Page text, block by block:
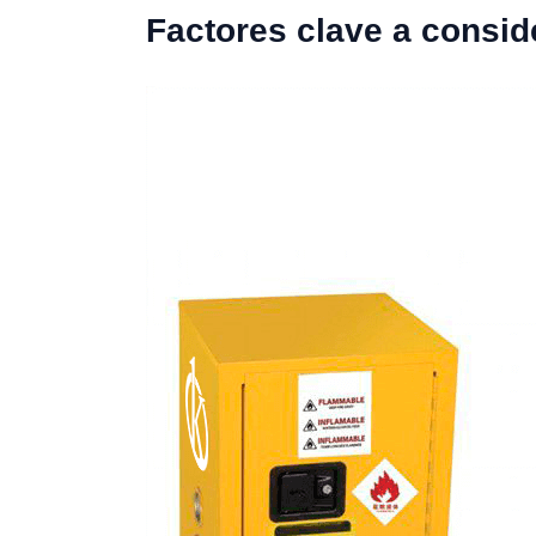
Factores clave a